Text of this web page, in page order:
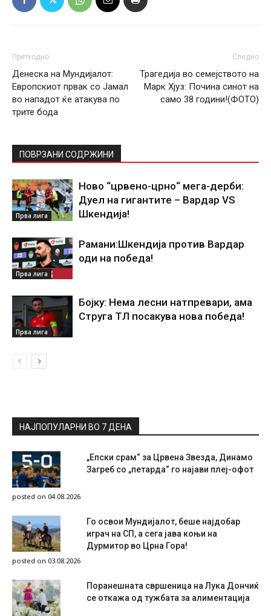
Претходно
Денеска на Мундијалот:
Европскиот првак со Јамал
во нападот ќе атакува по
трите бода
Следно
Трагедија во семејството на
Марк Хјуз: Почина синот на
само 38 години!(ФОТО)
ПОВРЗАНИ СОДРЖИНИ
Прва лига
Ново “црвено-црно“ мега-дерби:
Дуел на гигантите – Вардар VS
Шкендија!
Прва лига
Рамани:Шкендија против Вардар
оди на победа!
Прва лига
Бојку: Нема лесни натпревари, ама
Струга ТЛ посакува нова победа!
НАЈПОПУЛАРНИ ВО 7 ДЕНА
„Епски срам“ за Црвена Звезда, Динамо
Загреб со „петарда“ го најави плеј-офот
posted on 04.08.2026
Го освои Мундијалот, беше најдобар
играч на СП, а сега јава коњи на
Дурмитор во Црна Гора!
posted on 03.08.2026
Поранешната свршеница на Лука Дончиќ
се откажа од тужбата за алиментација